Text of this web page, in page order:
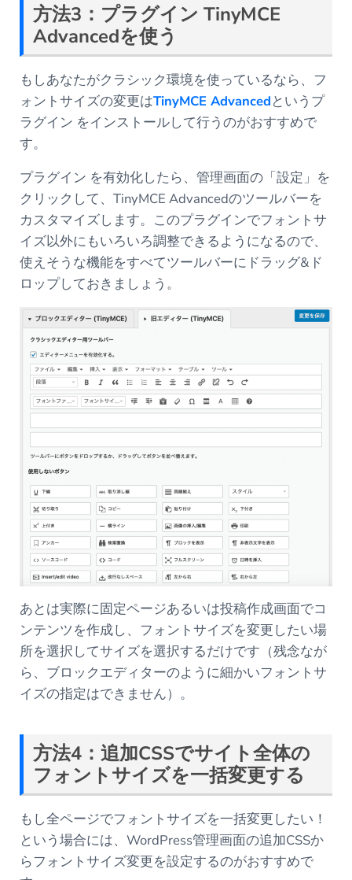
方法3 ：プラグイン TinyMCE
Advancedを使う
もしあなたがクラシック環境を使っているなら、フ
ォントサイズの変更はTinyMCE Advancedというプ
ラグイン をインストールして行うのがおすすめで
す。
プラグイン を有効化したら、管理画面の「設定」を
クリックして、TinyMCE Advancedのツールバーを
カスタマイズします。このプラグインでフォントサ
イズ以外にもいろいろ調整できるようになるので、
使えそうな機能をすべてツールバーにドラッグ&ド
ロップしておきましょう。
あとは実際に固定ページあるいは投稿作成画面でコ
ンテンツを作成し、フォントサイズを変更したい場
所を選択してサイズを選択するだけです（残念なが
ら、ブロックエディターのように細かいフォントサ
イズの指定はできません）。
方法4：追加CSSでサイト全体の
フォントサイズを一括変更する
もし全ページでフォントサイズを一括変更したい！
という場合には、WordPress管理画面の追加CSSか
らフォントサイズ変更を設定するのがおすすめで